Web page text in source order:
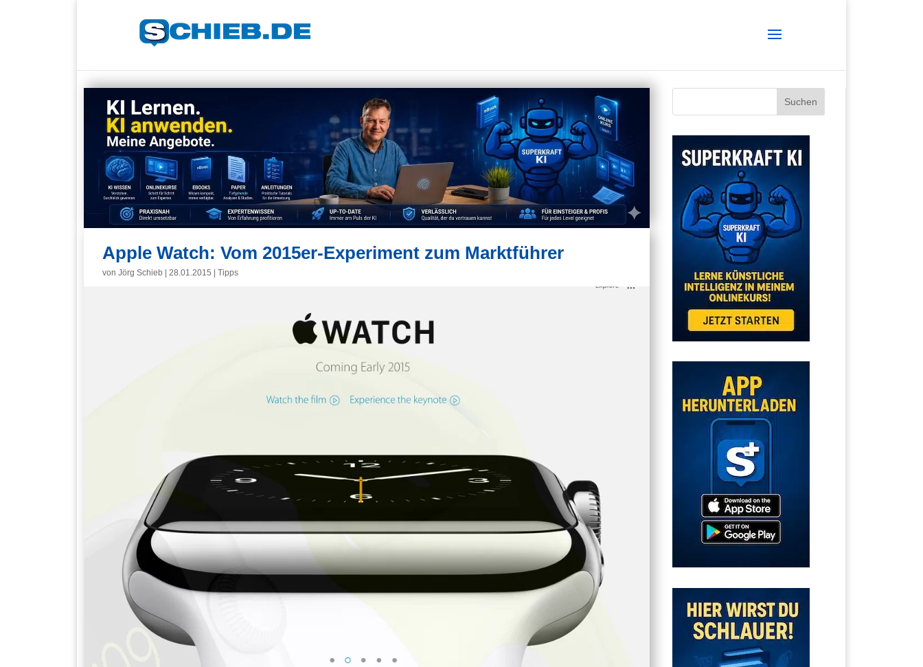
Apple Watch: Vom 2015er-Experiment zum Marktführer
von Jörg Schieb 28.01.2015 Tipps